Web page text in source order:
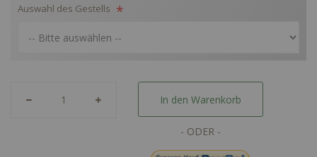
Auswahl des Gestells
In den Warenkorb